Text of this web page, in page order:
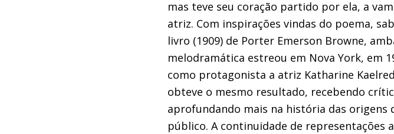
mas teve seu coração partido por ela, a
atriz. Com inspirações vindas do poema,
livro (1909) de Porter Emerson Browne,
melodramática estreou em Nova York, em
como protagonista a atriz Katharine
obteve o mesmo resultado, recebendo
aprofundando mais na história das origens
público. A continuidade de